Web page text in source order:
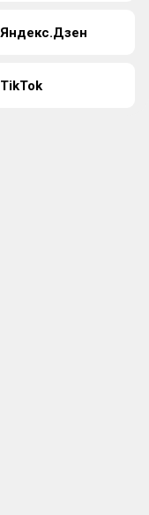
Яндекс.Дзен
TikTok